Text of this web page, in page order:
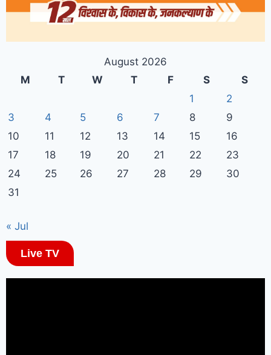
August 2026
M
T W T F S
S
1
2
3
4 5 6 7 8
9
10
11 12 13 14 15
16
17
18 19 20 21 22
23
24
25 26 27 28 29
30
31
« Jul
Live TV